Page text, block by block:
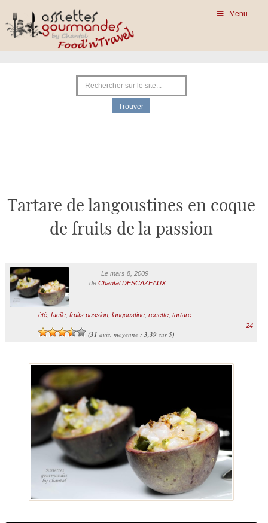
Menu
Tartare de langoustines en coque
de fruits de la passion
Le mars 8, 2009
de Chantal DESCAZEAUX
été, facile, fruits passion, langoustine, recette, tartare
(31 avis, moyenne : 3,39sur 5)
24